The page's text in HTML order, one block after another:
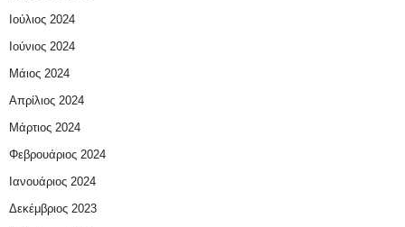
Ιούλιος 2024
Ιούνιος 2024
Μάιος 2024
Απρίλιος 2024
Μάρτιος 2024
Φεβρουάριος 2024
Ιανουάριος 2024
Δεκέμβριος 2023